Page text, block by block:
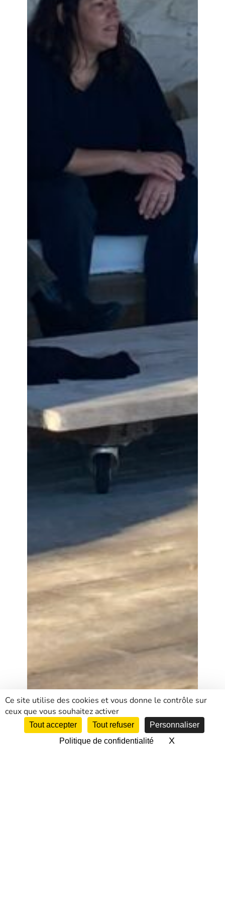
Ce site utilise des cookies et vous donne le contrôle sur
ceux que vous souhaitez activer
Tout accepter Tout refuser
Personnaliser
Politique de confidentialité
XMasquer le